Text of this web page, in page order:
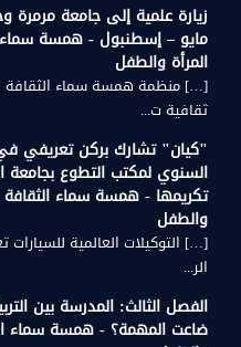
مايو – إسطنبول - همسة سماء
المرأة والطفل
[…] منظمة همسة سماء الثقافة
ثقافية ت...
"كيان" تشارك بركن تعريفي
السنوي لمكتب التطوع بجامعة
تكريمها - همسة سماء الثقافة
والطفل
[…] التوكيلات العالمية للسيارات
الر...
الفصل الثالث: المدرسة بين
ضاعت المهمة؟ - همسة سماء